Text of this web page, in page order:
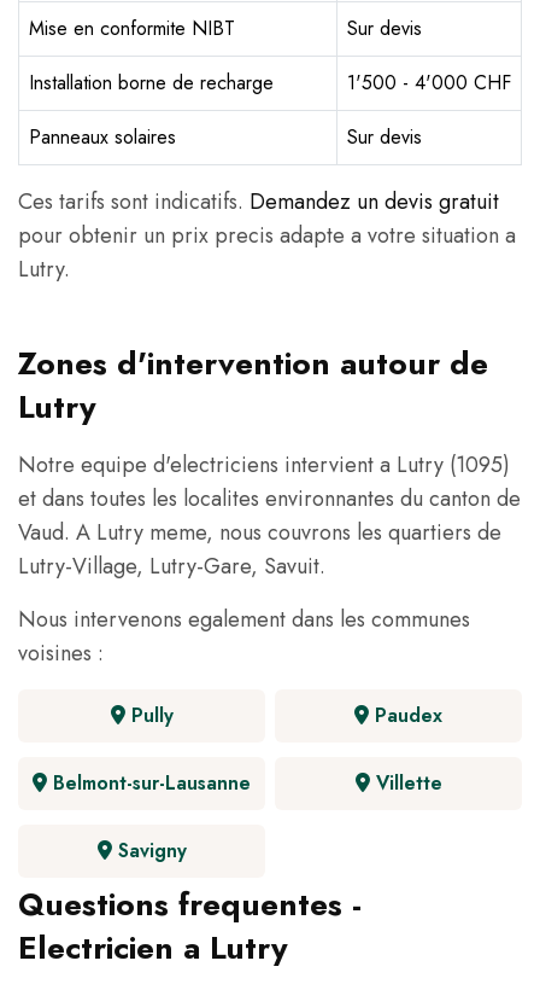
Mise en conformite NIBT
Sur devis
Installation borne de recharge
1'500 - 4'000 CHF
Panneaux solaires
Sur devis
Ces tarifs sont indicatifs. Demandez un devis gratuit
pour obtenir un prix precis adapte a votre situation a
Lutry.
Zones d'intervention autour de
Lutry
Notre equipe d'electriciens intervient a Lutry (1095)
et dans toutes les localites environnantes du canton de
Vaud. A Lutry meme, nous couvrons les quartiers de
Lutry-Village, Lutry-Gare, Savuit.
Nous intervenons egalement dans les communes
voisines :
Pully Paudex
Belmont-sur-Lausanne Villette
Savigny
Questions frequentes -
Electricien a Lutry